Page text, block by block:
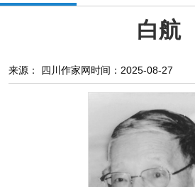
时政 文学动态
散文
白航
来源： 四川作家网时间：2025-08-27